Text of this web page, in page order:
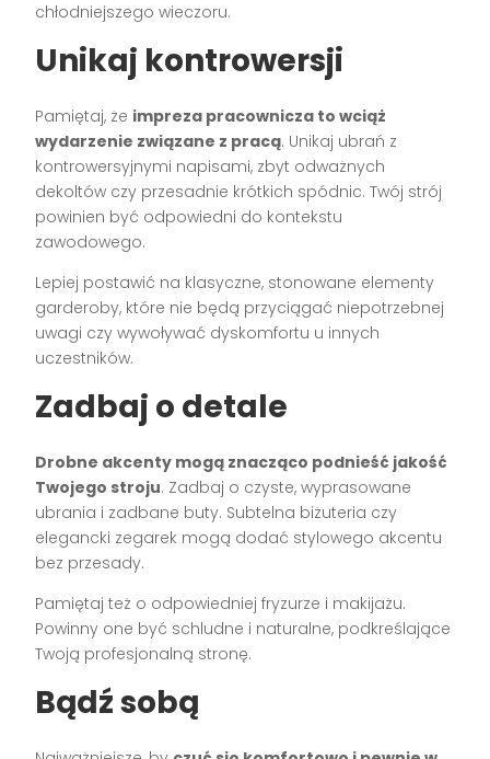
chłodniejszego wieczoru.
Unikaj kontrowersji
Pamiętaj, że impreza pracownicza to wciąż
wydarzenie związane z pracą. Unikaj ubrań z
kontrowersyjnymi napisami, zbyt odważnych
dekoltów czy przesadnie krótkich spódnic. Twój strój
powinien być odpowiedni do kontekstu
zawodowego.
Lepiej postawić na klasyczne, stonowane elementy
garderoby, które nie będą przyciągać niepotrzebnej
uwagi czy wywoływać dyskomfortu u innych
uczestników.
Zadbaj o detale
Drobne akcenty mogą znacząco podnieść jakość
Twojego stroju. Zadbaj o czyste, wyprasowane
ubrania i zadbane buty. Subtelna biżuteria czy
elegancki zegarek mogą dodać stylowego akcentu
bez przesady.
Pamiętaj też o odpowiedniej fryzurze i makijażu.
Powinny one być schludne i naturalne, podkreślające
Twoją profesjonalną stronę.
Bądź sobą